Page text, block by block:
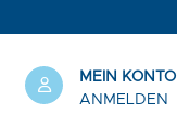
MEIN KONTO
ANMELDEN